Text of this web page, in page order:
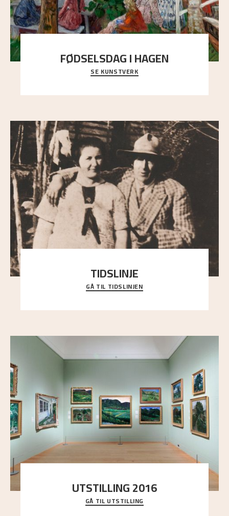
FØDSELSDAG I HAGEN
En gruppe mennesker er samlet under de store
trekronene i prestegårdshagen...
SE KUNSTVERK
TIDSLINJE
Bli kjent med Nikolai Astrups liv, kunstnerskap og
ettermæle i en interaktiv presentasjon.
GÅ TIL TIDSLINJEN
UTSTILLING 2016
En komplett oversikt over Nikolai Astrups
utstillinger, fra debuten i 1900 og frem til i dag.
GÅ TIL UTSTILLING